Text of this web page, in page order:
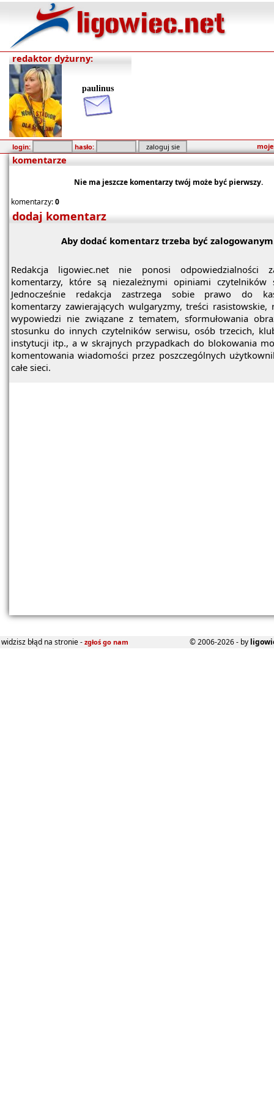
redaktor dyżurny:
paulinus
login: hasło:
komentarze
Nie ma jeszcze komentarzy twój może być pierwszy.
komentarzy:0
dodaj komentarz
Aby dodać komentarz trzeba być
Redakcja ligowiec.net nie ponosi odpowiedzialności
komentarzy, które są niezależnymi opiniami czytelników
Jednocześnie redakcja zastrzega sobie prawo do
komentarzy zawierających wulgaryzmy, treści rasistowskie,
wypowiedzi nie związane z tematem, sformułowania
stosunku do innych czytelników serwisu, osób trzecich,
instytucji itp., a w skrajnych przypadkach do blokowania
komentowania wiadomości przez poszczególnych
całe sieci.
widzisz błąd na stronie - zgłoś go nam © 2006-2026 - by